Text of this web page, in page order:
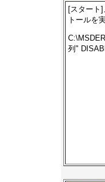
[スタート
トールを
列"